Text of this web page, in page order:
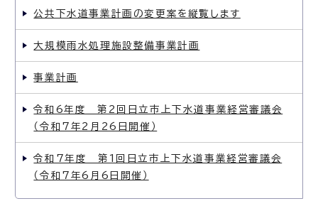
公共下水道事業計画の変更案を縦覧します
大規模雨水処理施設整備事業計画
事業計画
令和6年度 第2回日立市上下水道事業経営審議会
（令和7年2月26日開催）
令和7年度 第1回日立市上下水道事業経営審議会
（令和7年6月6日開催）